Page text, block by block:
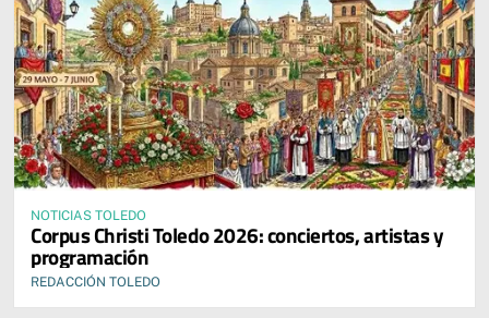
NOTICIAS TOLEDO
Corpus Christi Toledo 2026: conciertos, artistas y
programación
REDACCIÓN TOLEDO